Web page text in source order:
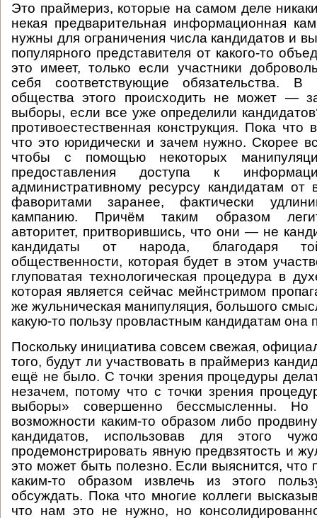
Это праймериз, которые на самом деле
некая предварительная информационная
нужны для ограничения числа кандидатов и
популярного представителя от какого-то
это имеет, только если участники
себя соответствующие обязательства. В
общества этого происходить не может —
выборы, если все уже определили
противоестественная конструкция. Пока что
что это юридически и зачем нужно. Скорее
чтобы с помощью некоторых
предоставления доступа к
административному ресурсу кандидатам от
фаворитами заранее, фактически
кампанию. Причём таким образом
авторитет, притворившись, что они — не
кандидаты от народа, благодаря
общественности, которая будет в этом
глуповатая технологическая процедура в
которая является сейчас мейнстримом
же жульническая манипуляция, большого
какую-то пользу провластным кандидатам она
Поскольку инициатива совсем свежая,
того, будут ли участвовать в праймериз
ещё не было. С точки зрения процедуры
незачем, потому что с точки зрения
выборы» совершенно бессмысленны.
возможности каким-то образом либо
кандидатов, использовав для этого
продемонстрировать явную предвзятость и
это может быть полезно. Если выяснится, что
каким-то образом извлечь из этого
обсуждать. Пока что многие коллеги
что нам это не нужно, но